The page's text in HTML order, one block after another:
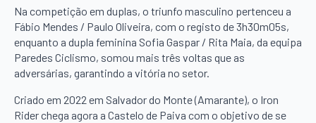
Na competição em duplas, o triunfo masculino pertenceu a
Fábio Mendes / Paulo Oliveira, com o registo de 3h30m05s,
enquanto a dupla feminina Sofia Gaspar / Rita Maia, da equipa
Paredes Ciclismo, somou mais três voltas que as
adversárias, garantindo a vitória no setor.
Criado em 2022 em Salvador do Monte (Amarante), o Iron
Rider chega agora a Castelo de Paiva com o objetivo de se